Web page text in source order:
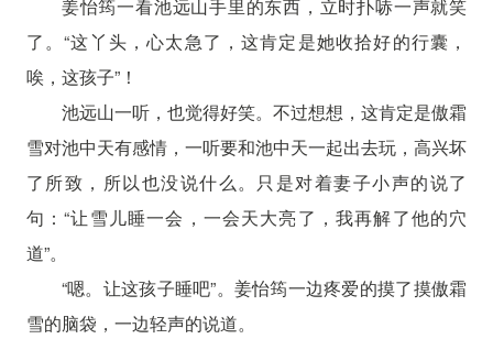
姜怡筠一看池远山手里的东西，立时扑哧一声就笑
了。“这丫头，心太急了，这肯定是她收拾好的行囊，
唉，这孩子”！
池远山一听，也觉得好笑。不过想想，这肯定是傲霜
雪对池中天有感情，一听要和池中天一起出去玩，高兴坏
了所致，所以也没说什么。只是对着妻子小声的说了
句：“让雪儿睡一会，一会天大亮了，我再解了他的穴
道”。
“嗯。让这孩子睡吧”。姜怡筠一边疼爱的摸了摸傲霜
雪的脑袋，一边轻声的说道。